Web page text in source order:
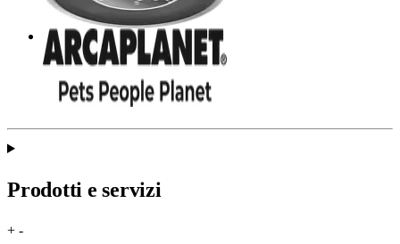
Prodotti e servizi
+ -